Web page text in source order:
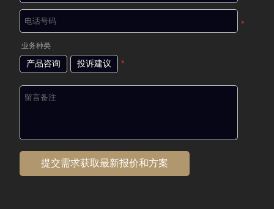
*
业务种类
产品咨询 投诉建议 *